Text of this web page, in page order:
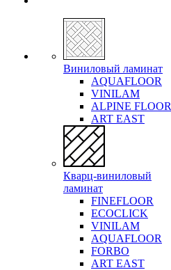
Виниловый ламинат
AQUAFLOOR
VINILAM
ALPINE FLOOR
ART EAST
Кварц-виниловый
ламинат
FINEFLOOR
ECOCLICK
VINILAM
AQUAFLOOR
FORBO
ART EAST